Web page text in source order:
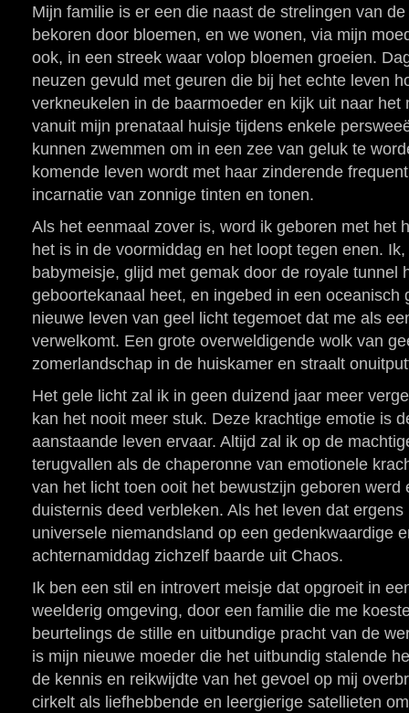
Mijn familie is er een die naast de strelingen van
bekoren door bloemen, en we wonen, via mijn
ook, in een streek waar volop bloemen groeien.
neuzen gevuld met geuren die bij het echte leven
verkneukelen in de baarmoeder en kijk uit naar het
vanuit mijn prenataal huisje tijdens enkele
kunnen zwemmen om in een zee van geluk te
komende leven wordt met haar zinderende
incarnatie van zonnige tinten en tonen.
Als het eenmaal zover is, word ik geboren met het
het is in de voormiddag en het loopt tegen enen.
babymeisje, glijd met gemak door de royale tunnel
geboortekanaal heet, en ingebed in een oceanisch
nieuwe leven van geel licht tegemoet dat me als
verwelkomt. Een grote overweldigende wolk van
zomerlandschap in de huiskamer en straalt
Het gele licht zal ik in geen duizend jaar meer
kan het nooit meer stuk. Deze krachtige emotie is
aanstaande leven ervaar. Altijd zal ik op de
terugvallen als de chaperonne van emotionele
van het licht toen ooit het bewustzijn geboren werd
duisternis deed verbleken. Als het leven dat
universele niemandsland op een gedenkwaardige
achternamiddag zichzelf baarde uit Chaos.
Ik ben een stil en introvert meisje dat opgroeit in
weelderig omgeving, door een familie die me
beurtelings de stille en uitbundige pracht van de
is mijn nieuwe moeder die het uitbundig stalende
de kennis en reikwijdte van het gevoel op mij
cirkelt als liefhebbende en leergierige satellieten